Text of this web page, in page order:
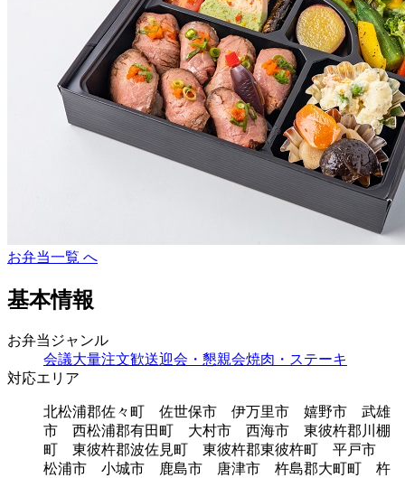
お弁当一覧 へ
基本情報
お弁当ジャンル
会議大量注文歓送迎会・懇親会焼肉・ステーキ
対応エリア
北松浦郡佐々町 佐世保市 伊万里市 嬉野市 武雄
市 西松浦郡有田町 大村市 西海市 東彼杵郡川棚
町 東彼杵郡波佐見町 東彼杵郡東彼杵町 平戸市
松浦市 小城市 鹿島市 唐津市 杵島郡大町町 杵